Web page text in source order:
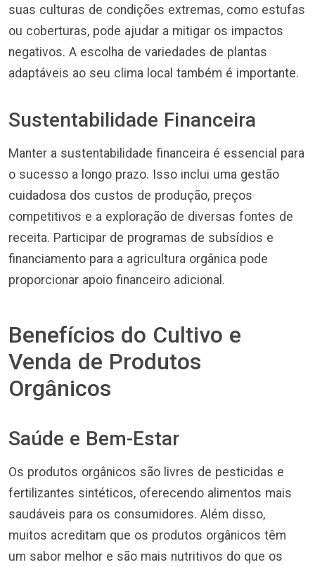
suas culturas de condições extremas, como estufas
ou coberturas, pode ajudar a mitigar os impactos
negativos. A escolha de variedades de plantas
adaptáveis ao seu clima local também é importante.
Sustentabilidade Financeira
Manter a sustentabilidade financeira é essencial para
o sucesso a longo prazo. Isso inclui uma gestão
cuidadosa dos custos de produção, preços
competitivos e a exploração de diversas fontes de
receita. Participar de programas de subsídios e
financiamento para a agricultura orgânica pode
proporcionar apoio financeiro adicional.
Benefícios do Cultivo e
Venda de Produtos
Orgânicos
Saúde e Bem-Estar
Os produtos orgânicos são livres de pesticidas e
fertilizantes sintéticos, oferecendo alimentos mais
saudáveis para os consumidores. Além disso,
muitos acreditam que os produtos orgânicos têm
um sabor melhor e são mais nutritivos do que os